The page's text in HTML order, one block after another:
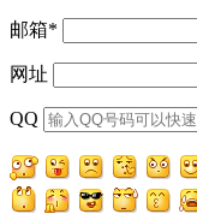
邮箱*
网址
QQ